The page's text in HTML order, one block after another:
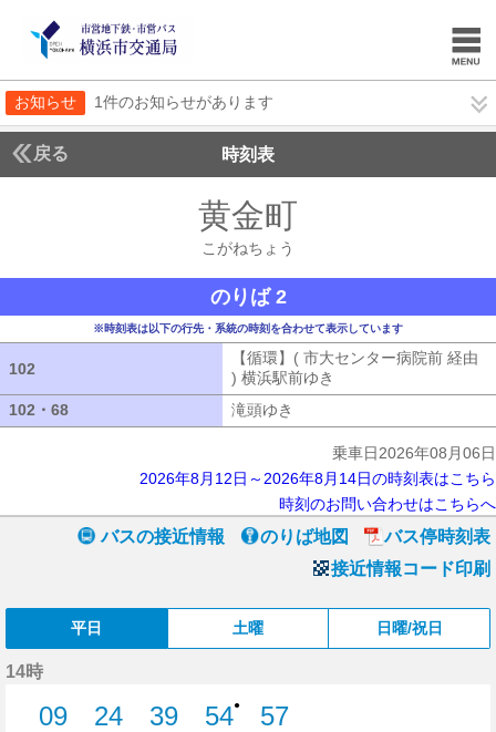
お知らせ 1件のお知らせがあります
戻る 時刻表
黄金町
こがねちょう
のりば 2
※時刻表は以下の行先・系統の時刻を合わせて表示しています
102
【循環】( 市大センター病院前 経由
) 横浜駅前ゆき
102・68
滝頭ゆき
乗車日2026年08月06日
2026年8月12日～2026年8月14日の時刻表はこちら
時刻のお問い合わせはこちらへ
バスの接近情報 のりば地図
バス停時刻表
接近情報コード印刷
平日 土曜 日曜/祝日
14時
09
24
39
54●
57